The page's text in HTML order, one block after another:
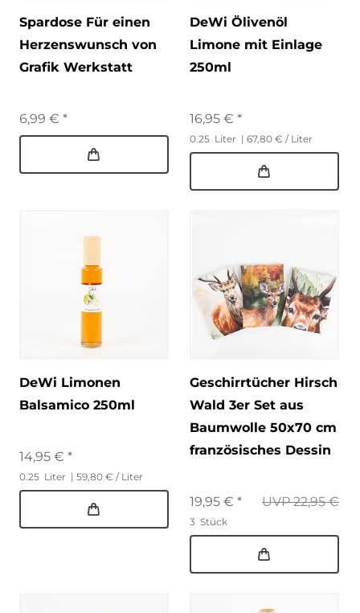
Spardose Für einen
Herzenswunsch von
Grafik Werkstatt
6,99 € *
DeWi Ölivenöl
Limone mit Einlage
250ml
16,95 € *
0.25 Liter | 67,80 € / Liter
DeWi Limonen
Balsamico 250ml
14,95 € *
0.25 Liter | 59,80 € / Liter
Geschirrtücher Hirsch
Wald 3er Set aus
Baumwolle 50x70 cm
französisches Dessin
UVP 22,95 €
19,95 € *
3 Stück